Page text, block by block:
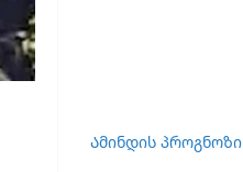
Ამინდის პროგნოზი